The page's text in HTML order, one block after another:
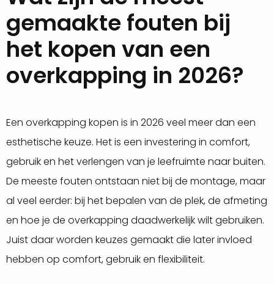
gemaakte fouten bij
het kopen van een
overkapping in 2026?
Een overkapping kopen is in 2026 veel meer dan een
esthetische keuze. Het is een investering in comfort,
gebruik en het verlengen van je leefruimte naar buiten.
De meeste fouten ontstaan niet bij de montage, maar
al veel eerder: bij het bepalen van de plek, de afmeting
en hoe je de overkapping daadwerkelijk wilt gebruiken.
Juist daar worden keuzes gemaakt die later invloed
hebben op comfort, gebruik en flexibiliteit.